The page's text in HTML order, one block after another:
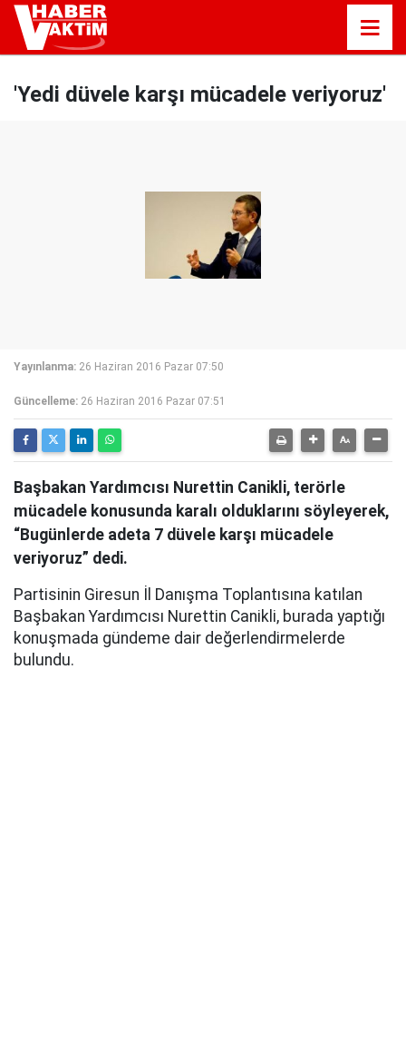
'Yedi düvele karşı mücadele veriyoruz'
Yayınlanma: 26 Haziran 2016 Pazar 07:50
Güncelleme: 26 Haziran 2016 Pazar 07:51
Başbakan Yardımcısı Nurettin Canikli, terörle
mücadele konusunda karalı olduklarını söyleyerek,
“Bugünlerde adeta 7 düvele karşı mücadele
veriyoruz” dedi.
Partisinin Giresun İl Danışma Toplantısına katılan
Başbakan Yardımcısı Nurettin Canikli, burada yaptığı
konuşmada gündeme dair değerlendirmelerde
bulundu.